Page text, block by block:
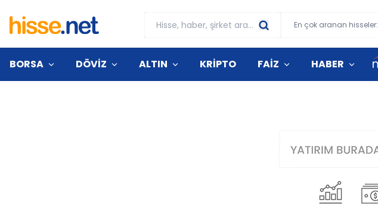
En çok aranan hisseler:
BORSA DÖVİZ ALTIN KRİPTO FAİZ HABER